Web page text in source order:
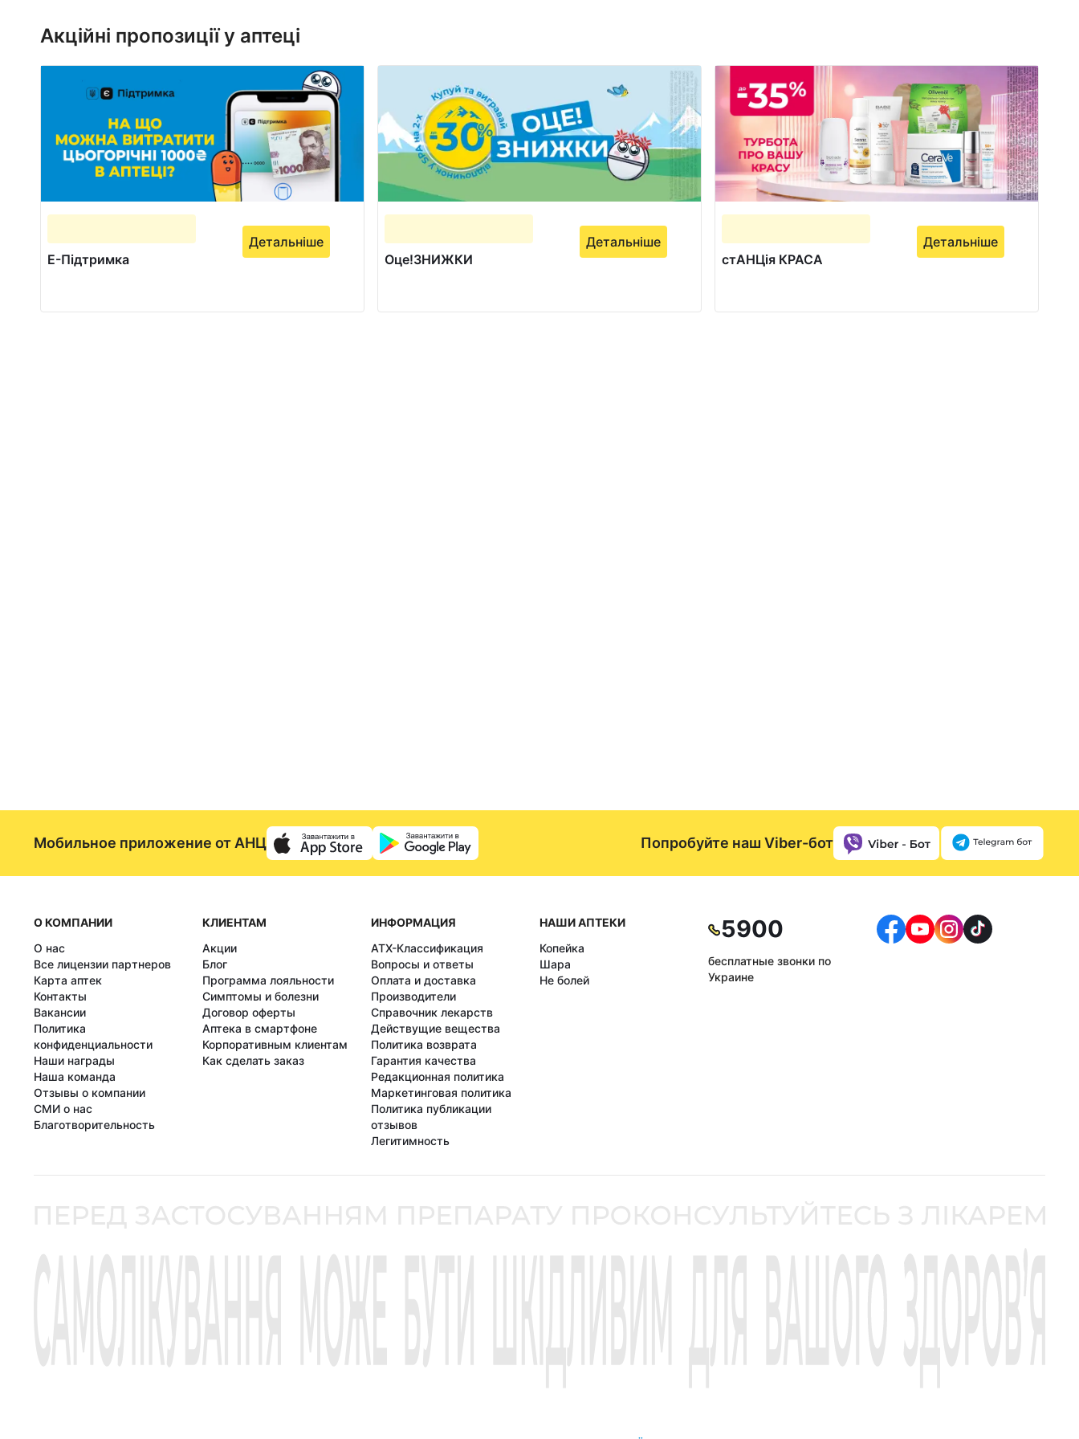
Акційні пропозиції у аптеці
Е-Підтримка
Детальніше
Оце!ЗНИЖКИ
Детальніше
стАНЦія КРАСА
Детальніше
Мобильное приложение от АНЦ Попробуйте наш Viber-бот
О КОМПАНИИ
О нас
Все лицензии партнеров
Карта аптек
Контакты
Вакансии
Политика
конфиденциальности
Наши награды
Наша команда
Отзывы о компании
СМИ о нас
Благотворительность
КЛИЕНТАМ
Акции
Блог
Программа лояльности
Симптомы и болезни
Договор оферты
Аптека в смартфоне
Корпоративным клиентам
Как сделать заказ
ИНФОРМАЦИЯ
АТХ-Классификация
Вопросы и ответы
Оплата и доставка
Производители
Справочник лекарств
Действущие вещества
Политика возврата
Гарантия качества
Редакционная политика
Маркетинговая политика
Политика публикации
отзывов
Легитимность
НАШИ АПТЕКИ
Копейка
Шара
Не болей
5900
бесплатные звонки по
Украине